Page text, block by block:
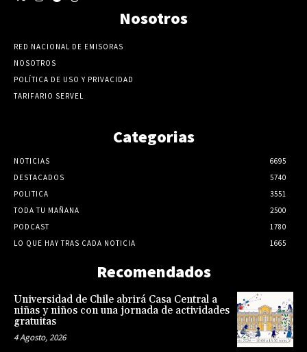
Nosotros
RED NACIONAL DE EMISORAS
NOSOTROS
POLÍTICA DE USO Y PRIVACIDAD
TARIFARIO SERVEL
Categorias
NOTICIAS
6695
DESTACADOS
5740
POLITICA
3551
TODA TU MAÑANA
2500
PODCAST
1780
LO QUE HAY TRAS CADA NOTICIA
1665
Recomendados
Universidad de Chile abrirá Casa Central a
niñas y niños con una jornada de actividades
gratuitas
4 Agosto, 2026